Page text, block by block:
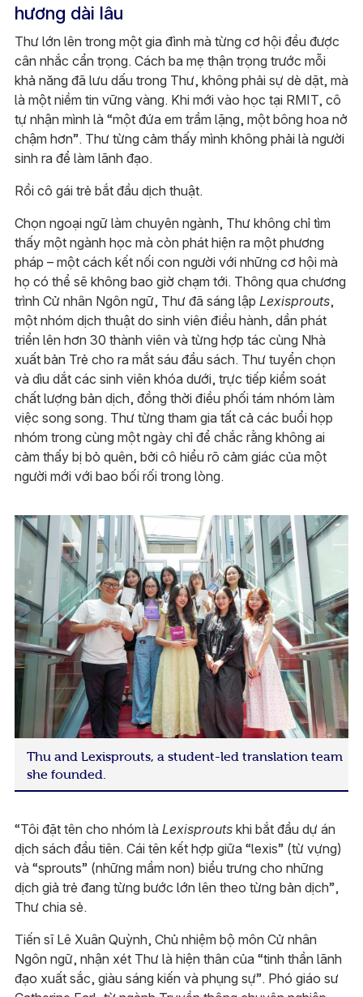
hương dài lâu
Thư lớn lên trong một gia đình mà từng cơ hội đều được
cân nhắc cẩn trọng. Cách ba mẹ thận trọng trước mỗi
khả năng đã lưu dấu trong Thư, không phải sự dè dặt, mà
là một niềm tin vững vàng. Khi mới vào học tại RMIT, cô
tự nhận mình là “một đứa em trầm lặng, một bông hoa nở
chậm hơn”. Thư từng cảm thấy mình không phải là người
sinh ra để làm lãnh đạo.
Rồi cô gái trẻ bắt đầu dịch thuật.
Chọn ngoại ngữ làm chuyên ngành, Thư không chỉ tìm
thấy một ngành học mà còn phát hiện ra một phương
pháp – một cách kết nối con người với những cơ hội mà
họ có thể sẽ không bao giờ chạm tới. Thông qua chương
trình Cử nhân Ngôn ngữ, Thư đã sáng lập Lexisprouts,
một nhóm dịch thuật do sinh viên điều hành, dần phát
triển lên hơn 30 thành viên và từng hợp tác cùng Nhà
xuất bản Trẻ cho ra mắt sáu đầu sách. Thư tuyển chọn
và dìu dắt các sinh viên khóa dưới, trực tiếp kiểm soát
chất lượng bản dịch, đồng thời điều phối tám nhóm làm
việc song song. Thư từng tham gia tất cả các buổi họp
nhóm trong cùng một ngày chỉ để chắc rằng không ai
cảm thấy bị bỏ quên, bởi cô hiểu rõ cảm giác của một
người mới với bao bối rối trong lòng.
Thu and Lexisprouts, a student-led translation team
she founded.
“Tôi đặt tên cho nhóm là Lexisproutskhi bắt đầu dự án
dịch sách đầu tiên. Cái tên kết hợp giữa “lexis” (từ vựng)
và “sprouts” (những mầm non) biểu trưng cho những
dịch giả trẻ đang từng bước lớn lên theo từng bản dịch”,
Thư chia sẻ.
Tiến sĩ Lê Xuân Quỳnh, Chủ nhiệm bộ môn Cử nhân
Ngôn ngữ, nhận xét Thư là hiện thân của “tinh thần lãnh
đạo xuất sắc, giàu sáng kiến và phụng sự”. Phó giáo sư